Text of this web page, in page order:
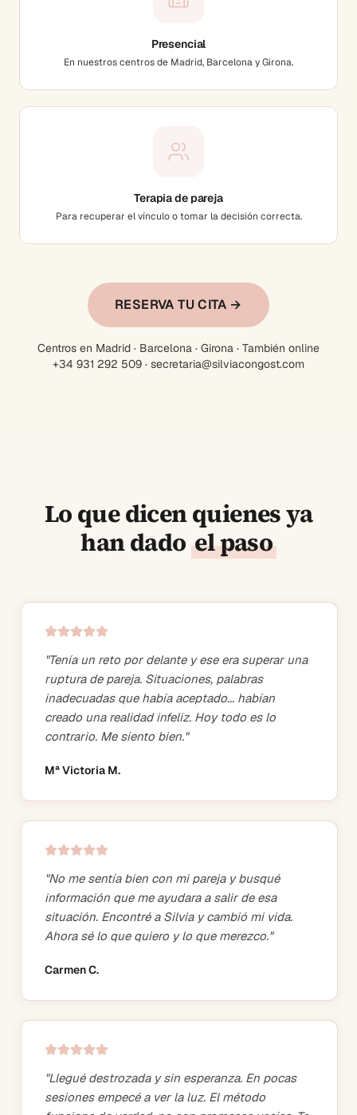
Presencial
En nuestros centros de Madrid, Barcelona y Girona.
Terapia de pareja
Para recuperar el vínculo o tomar la decisión correcta.
RESERVA TU CITA →
Centros en Madrid · Barcelona · Girona · También online
+34 931 292 509 · secretaria@silviacongost.com
Lo que dicen quienes ya
han dado el paso
"Tenía un reto por delante y ese era superar una
ruptura de pareja. Situaciones, palabras
inadecuadas que había aceptado... habían
creado una realidad infeliz. Hoy todo es lo
contrario. Me siento bien."
Mª Victoria M.
"No me sentía bien con mi pareja y busqué
información que me ayudara a salir de esa
situación. Encontré a Silvia y cambió mi vida.
Ahora sé lo que quiero y lo que merezco."
Carmen C.
"Llegué destrozada y sin esperanza. En pocas
sesiones empecé a ver la luz. El método